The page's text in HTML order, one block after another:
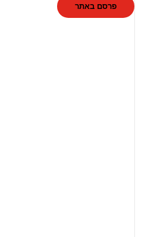
פרסם באתר